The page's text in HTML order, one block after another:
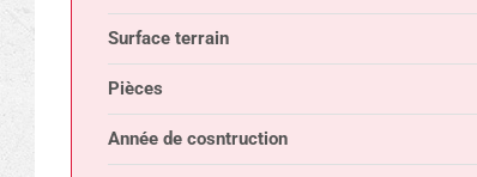
Surface terrain
Pièces
Année de cosntruction